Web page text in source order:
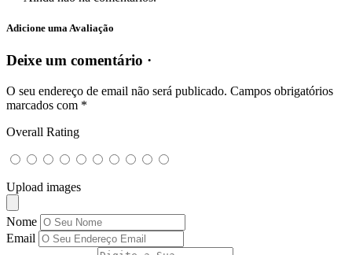
Adicione uma Avaliação
Deixe um comentário ·
O seu endereço de email não será publicado. Campos obrigatórios
marcados com *
Overall Rating
Upload images
Nome
Email